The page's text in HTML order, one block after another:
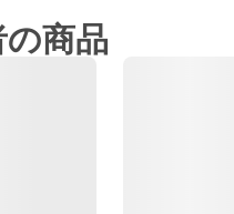
の商品